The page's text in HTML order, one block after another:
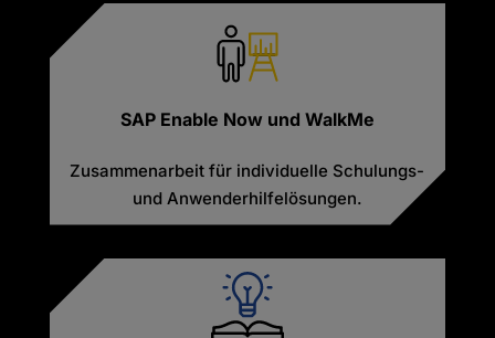
SAP Enable Now und WalkMe
Zusammenarbeit für individuelle Schulungs-
und Anwenderhilfelösungen.